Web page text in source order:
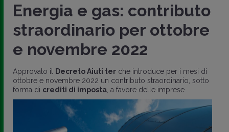
Energia e gas: contributo
straordinario per ottobre
e novembre 2022
Approvato il Decreto Aiuti ter che introduce per i mesi di
ottobre e novembre 2022 un contributo straordinario, sotto
forma di crediti di imposta , a favore delle imprese..